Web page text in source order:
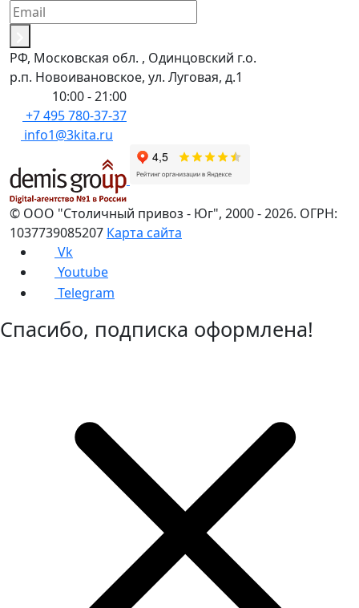
РФ, Московская обл. , Одинцовский г.о.
р.п. Новоивановское, ул. Луговая, д.1
10:00 - 21:00
+7 495 780-37-37
info1@3kita.ru
© ООО "Столичный привоз - Юг", 2000- 2026. ОГРН:
1037739085207 Карта сайта
Vk
Youtube
Telegram
Спасибо, подписка оформлена!